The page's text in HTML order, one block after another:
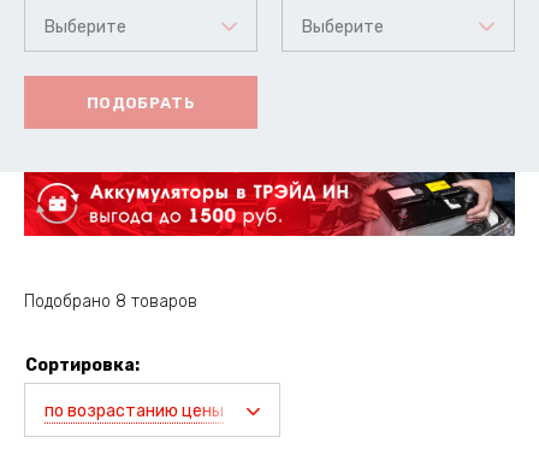
Выберите Выберите
ПОДОБРАТЬ
Подобрано 8 товаров
Сортировка:
по возрастанию цены